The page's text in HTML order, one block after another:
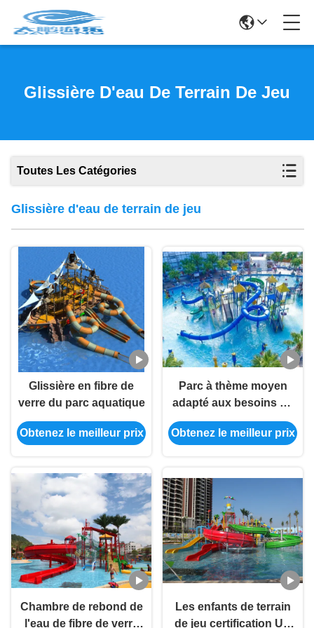
Glissière D'eau De Terrain De Jeu
Toutes Les Catégories
Glissière d'eau de terrain de jeu
Glissière en fibre de
verre du parc aquatique
Obtenez le meilleur prix
Parc à thème moyen
adapté aux besoins du
client Aqua Tower de
glissière d'eau de
Obtenez le meilleur prix
Chambre de rebond de
l'eau de fibre de verre
Les enfants de terrain
de jeu certification UV